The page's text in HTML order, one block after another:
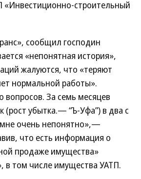
строительный
сообщил господин
«непонятная история»,
жалуются, что «теряют
нормальной работы».
вопросов. За семь месяцев
(рост убытка.— “Ъ-Уфа”) в два с
очень непонятно»,—
что есть информация о
продаже имущества»
в том числе имущества УАТП.